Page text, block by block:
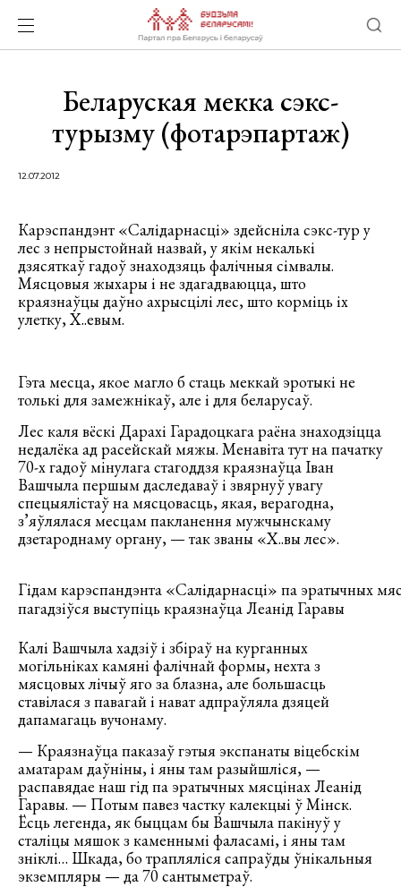
Беларуская мекка сэкс-
турызму (фотарэпартаж)
12.07.2012
Карэспандэнт «Салідарнасці» здейсніла сэкс-тур у
лес з непрыстойнай назвай, у якім некалькі
дзясяткаў гадоў знаходзяць фалічныя сімвалы.
Мясцовыя жыхары і не здагадваюцца, што
краязнаўцы даўно ахрысцілі лес, што корміць іх
улетку, Х..евым.
Гэта месца, якое магло б стаць меккай эротыкі не
толькі для замежнікаў, але і для беларусаў.
Лес каля вёскі Дарахі Гарадоцкага раёна знаходзіцца
недалёка ад расейскай мяжы. Менавіта тут на пачатку
70-х гадоў мінулага стагоддзя краязнаўца Іван
Вашчыла першым даследаваў і звярнуў увагу
спецыялістаў на мясцовасць, якая, верагодна,
з’яўлялася месцам пакланення мужчынскаму
дзетароднаму органу, — так званы «Х..вы лес».
Гідам карэспандэнта «Салідарнасці» па эратычных
пагадзіўся выступіць краязнаўца Леанід Гаравы
Калі Вашчыла хадзіў і збіраў на курганных
могільніках камяні фалічнай формы, нехта з
мясцовых лічыў яго за блазна, але большасць
ставілася з павагай і нават адпраўляла дзяцей
дапамагаць вучонаму.
— Краязнаўца паказаў гэтыя экспанаты віцебскім
аматарам даўніны, і яны там разыйшліся, —
распавядае наш гід па эратычных мясцінах Леанід
Гаравы. — Потым павез частку калекцыі ў Мінск.
Ёсць легенда, як быццам бы Вашчыла пакінуў у
сталіцы мяшок з каменнымі фаласамі, і яны там
зніклі… Шкада, бо трапляліся сапраўды ўнікальныя
экземпляры — да 70 сантыметраў.